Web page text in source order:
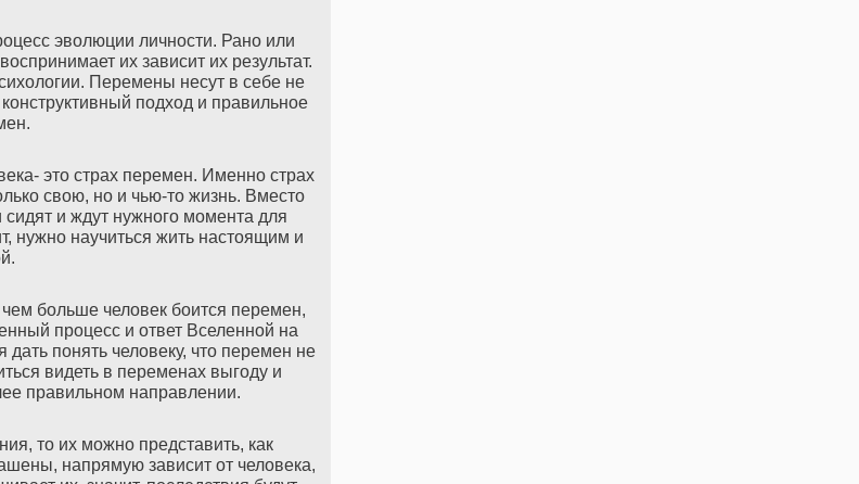
эволюции личности. Рано или
их зависит их результат.
Перемены несут в себе не
подход и правильное
это страх перемен. Именно страх
свою, но и чью-то жизнь. Вместо
сидят и ждут нужного момента для
нужно научиться жить настоящим и
больше человек боится перемен,
процесс и ответ Вселенной на
понять человеку, что перемен не
видеть в переменах выгоду и
правильном направлении.
то их можно представить, как
напрямую зависит от человека,